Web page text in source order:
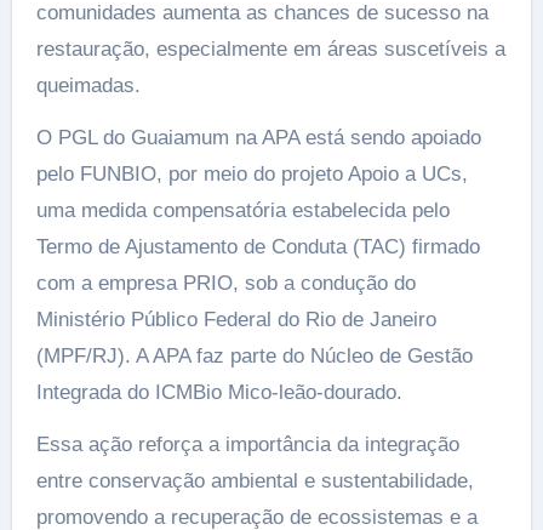
comunidades aumenta as chances de sucesso na
restauração, especialmente em áreas suscetíveis a
queimadas.
O PGL do Guaiamum na APA está sendo apoiado
pelo FUNBIO, por meio do projeto Apoio a UCs,
uma medida compensatória estabelecida pelo
Termo de Ajustamento de Conduta (TAC) firmado
com a empresa PRIO, sob a condução do
Ministério Público Federal do Rio de Janeiro
(MPF/RJ). A APA faz parte do Núcleo de Gestão
Integrada do ICMBio Mico-leão-dourado.
Essa ação reforça a importância da integração
entre conservação ambiental e sustentabilidade,
promovendo a recuperação de ecossistemas e a